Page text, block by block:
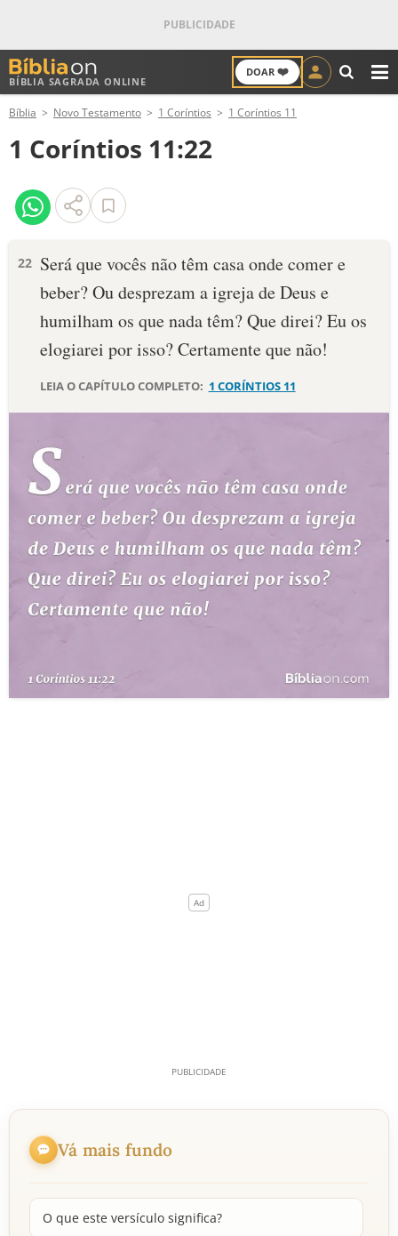
BÍBLIA SAGRADA ONLINE
DOAR ❤️
ANTIGO TESTAMENTO
NOVO TESTAMENTO
VERSÍCULOS
PALAVRA DO DIA
SALMO DO DIA
DEVOCIONAL DIÁRIO
ESTUDOS BÍBLICOS
ESBOÇOS DE PREGAÇÃO
PERGUNTE À BÍBLIA IA
QUEM SOMOS
Bíblia Novo Testamento 1 Coríntios 1 Coríntios 11
1 Coríntios 11:22
22 Será que vocês não têm casa onde comer e
beber? Ou desprezam a igreja de Deus e
humilham os que nada têm? Que direi? Eu os
elogiarei por isso? Certamente que não!
LEIA O CAPÍTULO COMPLETO: 1 CORÍNTIOS 11
Vá mais fundo
O que este versículo significa?